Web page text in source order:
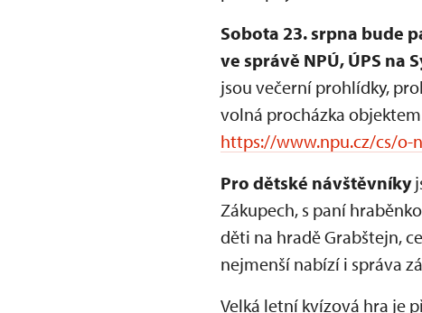
Sobota 23. srpna bude
ve správě NPÚ, ÚPS na
jsou večerní prohlídky,
volná procházka
https://www.npu.cz/cs/o-
Pro dětské návštěvníky
Zákupech, s paní
děti na hradě Grabštejn,
nejmenší nabízí i správa
Velká letní kvízová hra je